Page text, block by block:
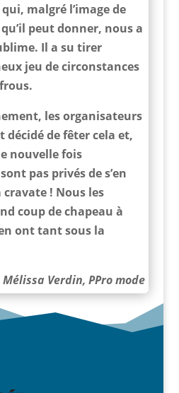
malgré l’image de
peut donner, nous a
Il a su tirer
jeu de circonstances
les organisateurs
décidé de fêter cela et,
nouvelle fois
pas privés de s’en
! Nous les
coup de chapeau à
ont tant sous la
Mélissa Verdin, PPro mode